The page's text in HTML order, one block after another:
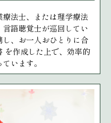
法士、または理学療法
語聴覚士が巡回してい
、お一人おひとりに合
を作成した上で、効率的
います。